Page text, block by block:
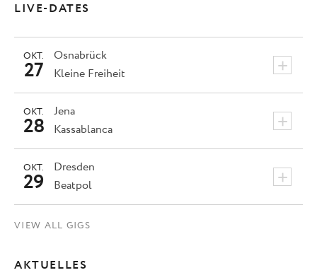
LIVE-DATES
Osnabrück +
OKT.
27 Kleine Freiheit
Jena +
OKT.
28 Kassablanca
Dresden +
OKT.
29 Beatpol
VIEW ALL GIGS
AKTUELLES